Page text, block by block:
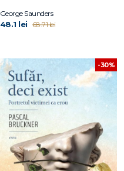
George Saunders
48.1 lei 68.71 lei
-30%